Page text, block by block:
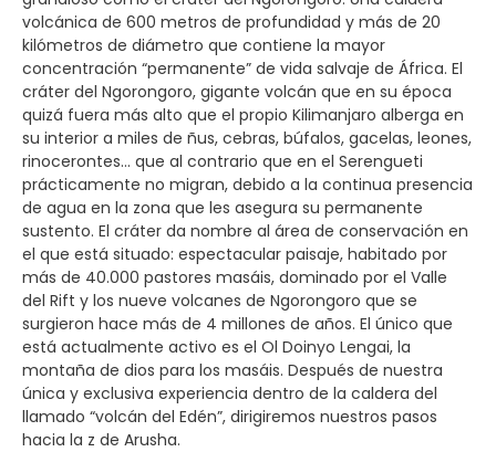
volcánica de 600 metros de profundidad y más de 20
kilómetros de diámetro que contiene la mayor
concentración “permanente” de vida salvaje de África. El
cráter del Ngorongoro, gigante volcán que en su época
quizá fuera más alto que el propio Kilimanjaro alberga en
su interior a miles de ñus, cebras, búfalos, gacelas, leones,
rinocerontes… que al contrario que en el Serengueti
prácticamente no migran, debido a la continua presencia
de agua en la zona que les asegura su permanente
sustento. El cráter da nombre al área de conservación en
el que está situado: espectacular paisaje, habitado por
más de 40.000 pastores masáis, dominado por el Valle
del Rift y los nueve volcanes de Ngorongoro que se
surgieron hace más de 4 millones de años. El único que
está actualmente activo es el Ol Doinyo Lengai, la
montaña de dios para los masáis. Después de nuestra
única y exclusiva experiencia dentro de la caldera del
llamado “volcán del Edén”, dirigiremos nuestros pasos
hacia la z de Arusha.